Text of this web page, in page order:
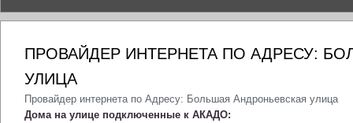
ПРОВАЙДЕР ИНТЕРНЕТА ПО АДРЕСУ:
УЛИЦА
Провайдер интернета по Адресу: Большая Андроньевская улица
Дома на улице подключенные к АКАДО: